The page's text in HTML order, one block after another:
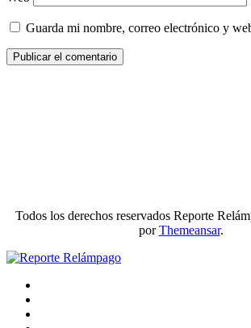
Guarda mi nombre, correo electrónico y
Todos los derechos reservados Reporte
porThemeansar.